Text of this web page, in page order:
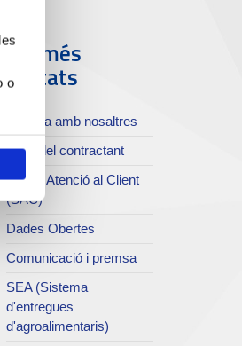
o
Els més
visitats
Treballa amb nosaltres
Perfil del contractant
Servei Atenció al Client
(SAC)
Dades Obertes
Comunicació i premsa
SEA (Sistema
d'entregues
d'agroalimentaris)